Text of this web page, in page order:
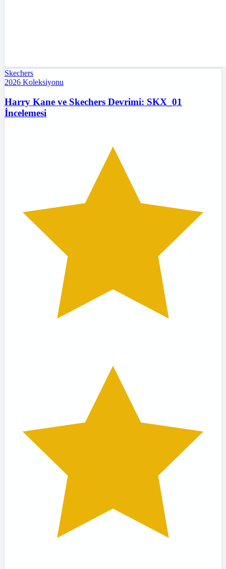
Skechers
2026 Koleksiyonu
Harry Kane ve Skechers Devrimi: SKX_01
İncelemesi